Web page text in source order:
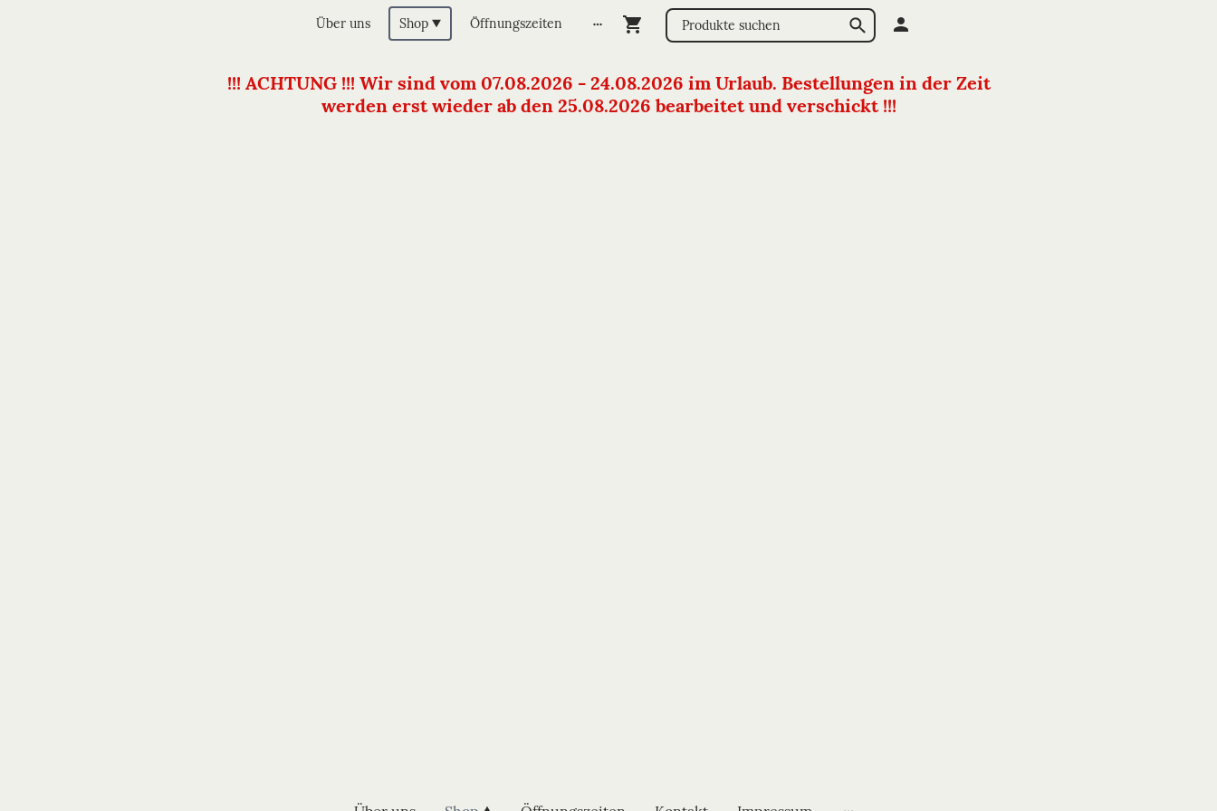
Über uns Shop Öffnungszeiten
!!! ACHTUNG !!! Wir sind vom 07.08.2026 - 24.08.2026 im Urlaub. Bestellungen in der Zeit
werden erst wieder ab den 25.08.2026 bearbeitet und verschickt !!!